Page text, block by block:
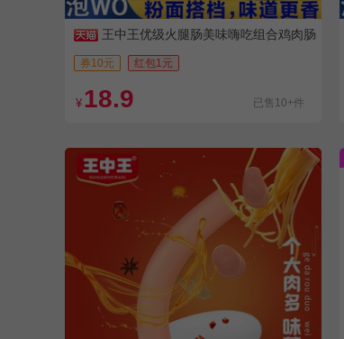
王中王优级火腿肠美味嗨吃组合鸡肉肠
泡面肠猪肉肠香甜王玉米肠
券10元 红包1元
¥ 18.9 已售10+件